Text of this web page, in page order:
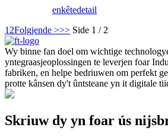
enkêtedetail
1 2Folgjende >>> Side 1 / 2
Wy binne fan doel om wichtige
yntegraasjeoplossingen te leverjen foar
fabriken, en helpe bedriuwen om perfekt
protte kânsen dy't ûntsteane yn it digitale
Skriuw dy yn foar ús